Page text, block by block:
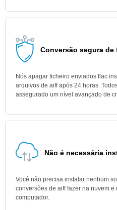
Conversão segura de
Nós apagar ficheiro enviados flac
arquivos de aiff após 24 horas.
assegurado um nível avançado de
Não é necessária
Você não precisa instalar nenhum
conversões de aiff fazer na nuvem
computador.